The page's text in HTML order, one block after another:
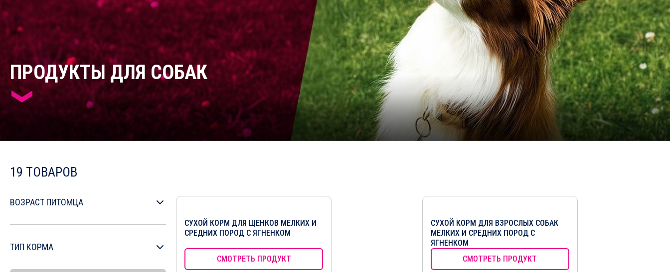
ПРОДУКТЫ ДЛЯ СОБАК
19 ТОВАРОВ
ВОЗРАСТ ПИТОМЦА
До 1 года
ТИП КОРМА
Влажный
СУХОЙ КОРМ ДЛЯ ЩЕНКОВ МЕЛКИХ И
СРЕДНИХ ПОРОД С ЯГНЕНКОМ
СМОТРЕТЬ ПРОДУКТ
СУХОЙ КОРМ ДЛЯ ВЗРОСЛЫХ СОБАК
МЕЛКИХ И СРЕДНИХ ПОРОД С
ЯГНЕНКОМ
СМОТРЕТЬ ПРОДУКТ